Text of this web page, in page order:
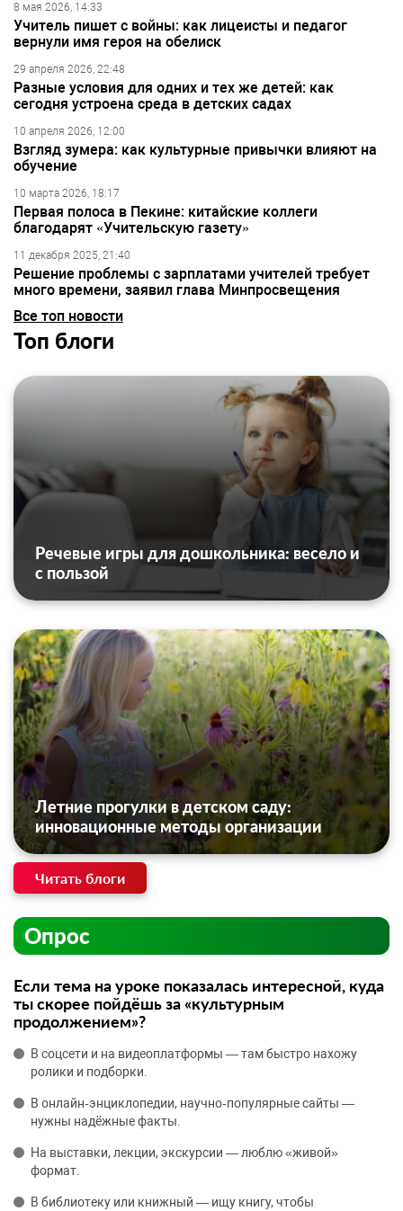
8 мая 2026, 14:33
Учитель пишет с войны: как лицеисты и педагог
вернули имя героя на обелиск
29 апреля 2026, 22:48
Разные условия для одних и тех же детей: как
сегодня устроена среда в детских садах
10 апреля 2026, 12:00
Взгляд зумера: как культурные привычки влияют на
обучение
10 марта 2026, 18:17
Первая полоса в Пекине: китайские коллеги
благодарят «Учительскую газету»
11 декабря 2025, 21:40
Решение проблемы с зарплатами учителей требует
много времени, заявил глава Минпросвещения
Все топ новости
Топ блоги
Речевые игры для дошкольника: весело и
с пользой
Летние прогулки в детском саду:
инновационные методы организации
Читать блоги
Опрос
Если тема на уроке показалась интересной, куда
ты скорее пойдёшь за «культурным
продолжением»?
В соцсети и на видеоплатформы — там быстро нахожу
ролики и подборки.
В онлайн‑энциклопедии, научно‑популярные сайты —
нужны надёжные факты.
На выставки, лекции, экскурсии — люблю «живой»
формат.
В библиотеку или книжный — ищу книгу, чтобы